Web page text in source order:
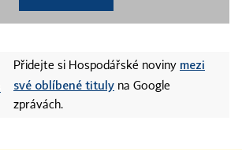
Přidejte si Hospodářské noviny mezi
své oblíbené tituly na Google
zprávách.